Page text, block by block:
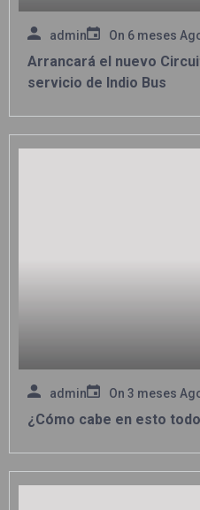
admin On 6 meses
Arrancará el nuevo
servicio de Indio Bus
admin On 3 meses
¿Cómo cabe en esto